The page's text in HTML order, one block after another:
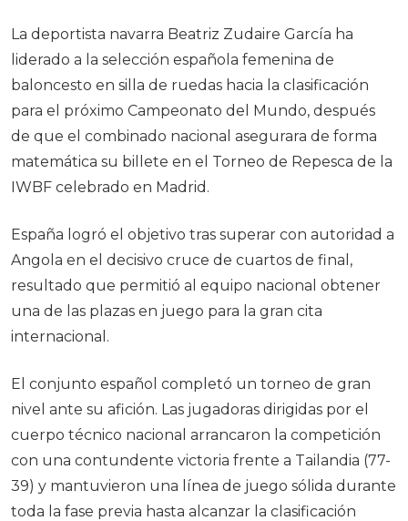
La deportista navarra Beatriz Zudaire García ha
liderado a la selección española femenina de
baloncesto en silla de ruedas hacia la clasificación
para el próximo Campeonato del Mundo, después
de que el combinado nacional asegurara de forma
matemática su billete en el Torneo de Repesca de la
IWBF celebrado en Madrid.
España logró el objetivo tras superar con autoridad a
Angola en el decisivo cruce de cuartos de final,
resultado que permitió al equipo nacional obtener
una de las plazas en juego para la gran cita
internacional.
El conjunto español completó un torneo de gran
nivel ante su afición. Las jugadoras dirigidas por el
cuerpo técnico nacional arrancaron la competición
con una contundente victoria frente a Tailandia (77-
39) y mantuvieron una línea de juego sólida durante
toda la fase previa hasta alcanzar la clasificación